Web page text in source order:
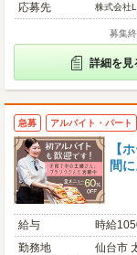
応募先
株式会社
募集
詳細を見
急募 アルバイト・パート
【
間
給与
時給
勤務地
仙台市